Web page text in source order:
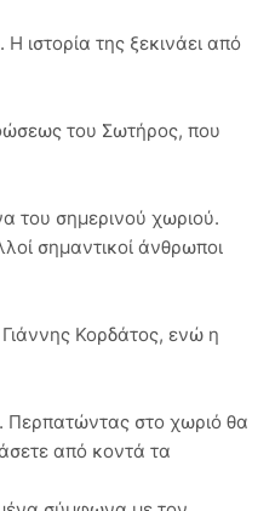
ιστορία της ξεκινάει από
του Σωτήρος, που
του σημερινού χωριού.
σημαντικοί άνθρωποι
Κορδάτος, ενώ η
Περπατώντας στο χωριό θα
από κοντά τα